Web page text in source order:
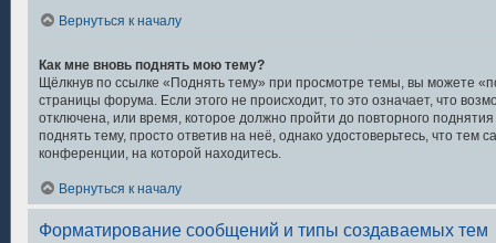
Вернуться к началу
Как мне вновь поднять мою тему?
Щёлкнув по ссылке «Поднять тему» при просмотре темы, вы можете
страницы форума. Если этого не происходит, то это означает, что
отключена, или время, которое должно пройти до повторного
поднять тему, просто ответив на неё, однако удостоверьтесь, что
конференции, на которой находитесь.
Вернуться к началу
Форматирование сообщений и типы создаваемых тем